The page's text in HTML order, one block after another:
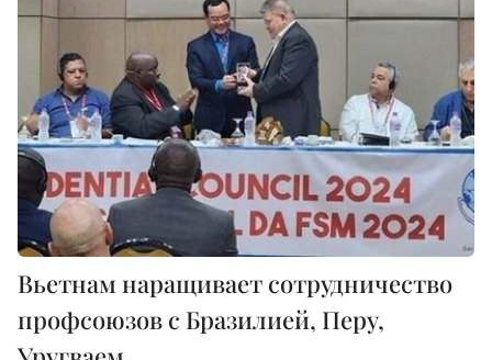
Вьетнам наращивает сотрудничество
профсоюзов с Бразилией, Перу,